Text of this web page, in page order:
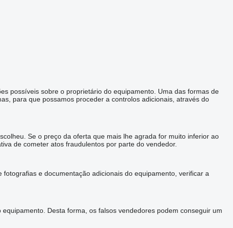
possíveis sobre o proprietário do equipamento. Uma das formas de
para que possamos proceder a controlos adicionais, através do
Se o preço da oferta que mais lhe agrada for muito inferior ao
de cometer atos fraudulentos por parte do vendedor.
e documentação adicionais do equipamento, verificar a
Desta forma, os falsos vendedores podem conseguir um